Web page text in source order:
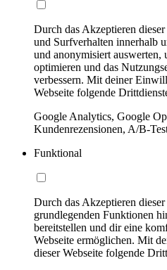
Durch das Akzeptieren
und Surfverhalten innerhalb
und anonymisiert auswerten,
optimieren und das
verbessern. Mit deiner
Webseite folgende
Google Analytics, Google
Kundenrezensionen, A/B-
Funktional
Durch das Akzeptieren
grundlegenden Funktionen
bereitstellen und dir eine
Webseite ermöglichen. Mit
dieser Webseite folgende